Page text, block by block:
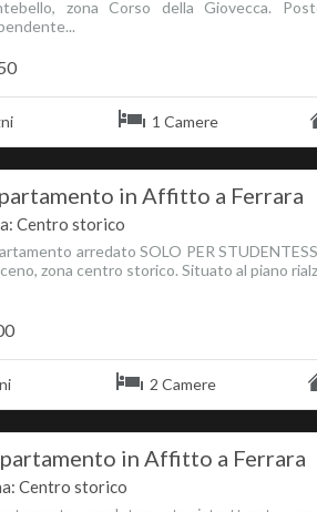
zona Corso della Giovecca.
1 Camere
in Affitto a Ferrara
Centro storico
arredato SOLO PER
zona centro storico. Situato al piano
2 Camere
in Affitto a Ferrara
Centro storico